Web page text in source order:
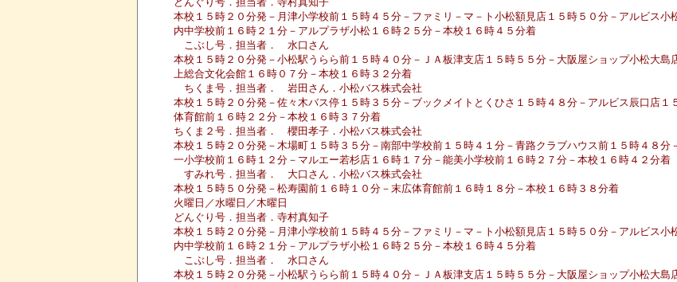
本校１５時２０分発－月津小学校前１５時４５分－ファミリ－マ－ト小松額見店１５時５０分－アルビス
内中学校前１６時２１分－アルプラザ小松１６時２５分－本校１６時４５分着
こぶし号．担当者． 水口さん
本校１５時２０分発－小松駅うらら前１５時４０分－ＪＡ板津支店１５時５５分－大阪屋ショップ小松大
上総合文化会館１６時０７分－本校１６時３２分着
ちくま号．担当者． 岩田さん．小松バス株式会社
本校１５時２０分発－佐々木バス停１５時３５分－ブックメイトとくひさ１５時４８分－アルビス辰口店
体育館前１６時２２分－本校１６時３７分着
ちくま２号．担当者． 櫻田孝子．小松バス株式会社
本校１５時２０分発－木場町１５時３５分－南部中学校前１５時４１分－青路クラブハウス前１５時４８
一小学校前１６時１２分－マルエー若杉店１６時１７分－能美小学校前１６時２７分－本校１６時４２分着
すみれ号．担当者． 大口さん．小松バス株式会社
本校１５時５０分発－松寿園前１６時１０分－末広体育館前１６時１８分－本校１６時３８分着
火曜日／水曜日／木曜日
どんぐり号．担当者．寺村真知子
本校１５時２０分発－月津小学校前１５時４５分－ファミリ－マ－ト小松額見店１５時５０分－アルビス
内中学校前１６時２１分－アルプラザ小松１６時２５分－本校１６時４５分着
こぶし号．担当者． 水口さん
本校１５時２０分発－小松駅うらら前１５時４０分－ＪＡ板津支店１５時５５分－大阪屋ショップ小松大